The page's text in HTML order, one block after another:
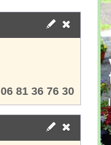
06 81 36 76 30